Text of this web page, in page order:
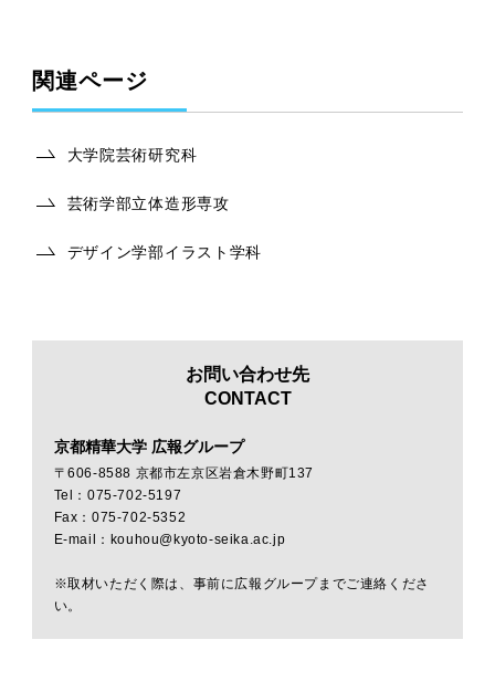
関連ページ
大学院芸術研究科
芸術学部立体造形専攻
デザイン学部イラスト学科
お問い合わせ先
CONTACT
京都精華大学 広報グループ
〒606-8588 京都市左京区岩倉木野町137
Tel：075-702-5197
Fax：075-702-5352
E-mail：kouhou@kyoto-seika.ac.jp
※取材いただく際は、事前に広報グループまでご連絡くださ
い。